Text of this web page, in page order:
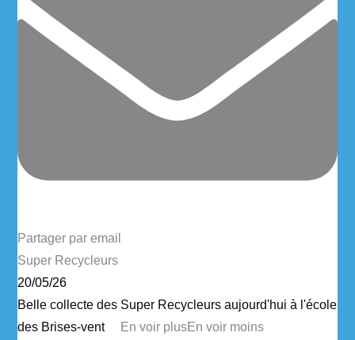
Partager par email
Super Recycleurs
20/05/26
Belle collecte des Super Recycleurs aujourd'hui à l'école
des Brises-vent
En voir plusEn voir moins